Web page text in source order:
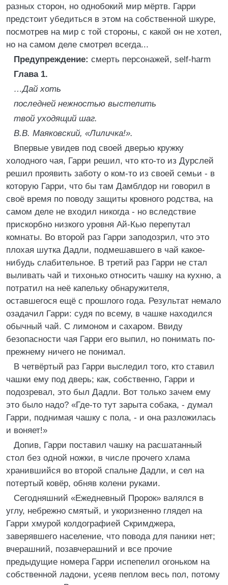
разных сторон, но однобокий мир мёртв. Гарри
предстоит убедиться в этом на собственной шкуре,
посмотрев на мир с той стороны, с какой он не хотел,
но на самом деле смотрел всегда...
Предупреждение: смерть персонажей, self-harm
Глава 1.
…Дай хоть
последней нежностью выстелить
твой уходящий шаг.
В.В. Маяковский, «Лиличка!».
Впервые увидев под своей дверью кружку
холодного чая, Гарри решил, что кто-то из Дурслей
решил проявить заботу о ком-то из своей семьи - в
которую Гарри, что бы там Дамблдор ни говорил в
своё время по поводу защиты кровного родства, на
самом деле не входил никогда - но вследствие
прискорбно низкого уровня Ай-Кью перепутал
комнаты. Во второй раз Гарри заподозрил, что это
плохая шутка Дадли, подмешавшего в чай какое-
нибудь слабительное. В третий раз Гарри не стал
выливать чай и тихонько относить чашку на кухню, а
потратил на неё капельку обнаружителя,
оставшегося ещё с прошлого года. Результат немало
озадачил Гарри: судя по всему, в чашке находился
обычный чай. С лимоном и сахаром. Ввиду
безопасности чая Гарри его выпил, но понимать по-
прежнему ничего не понимал.
В четвёртый раз Гарри выследил того, кто ставил
чашки ему под дверь; как, собственно, Гарри и
подозревал, это был Дадли. Вот только зачем ему
это было надо? «Где-то тут зарыта собака, - думал
Гарри, поднимая чашку с пола, - и она разложилась
и воняет!»
Допив, Гарри поставил чашку на расшатанный
стол без одной ножки, в числе прочего хлама
хранившийся во второй спальне Дадли, и сел на
потертый ковёр, обняв колени руками.
Сегодняшний «Ежедневный Пророк» валялся в
углу, небрежно смятый, и укоризненно глядел на
Гарри хмурой колдографией Скримджера,
заверявшего население, что повода для паники нет;
вчерашний, позавчерашний и все прочие
предыдущие номера Гарри испепелил огоньком на
собственной ладони, усеяв пеплом весь пол, потому